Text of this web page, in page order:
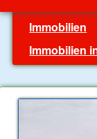
Immobilien
Immobilien